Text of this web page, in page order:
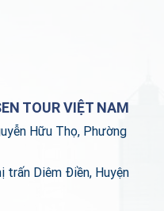
TOUR VIỆT NAM
Hữu Thọ, Phường
trấn Diêm Điền, Huyện